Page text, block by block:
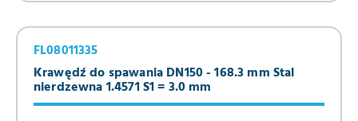
Krawędź do spawania DN150 - 168.3 mm Stal
nierdzewna 1.4571 S1 = 3.0 mm
FL08011335